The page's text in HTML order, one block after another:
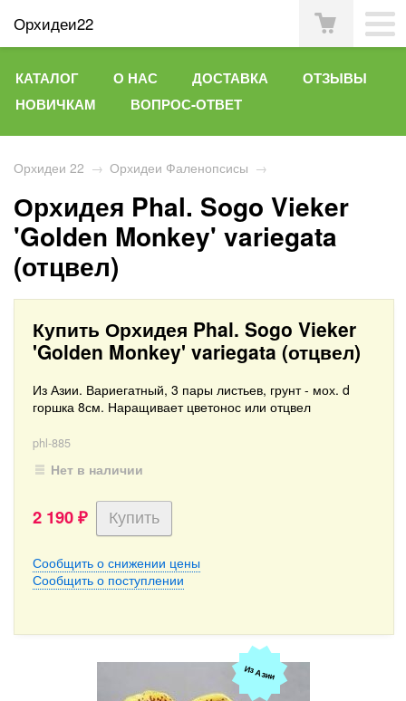
Орхидеи22
КАТАЛОГ О НАС ДОСТАВКА
ОТЗЫВЫ
НОВИЧКАМ
ВОПРОС-ОТВЕТ
Орхидеи 22 → Орхидеи Фаленопсисы →
Орхидея Phal. Sogo Vieker
'Golden Monkey' variegata
(отцвел)
Купить Орхидея Phal. Sogo Vieker
'Golden Monkey' variegata (отцвел)
Из Азии. Вариегатный, 3 пары листьев, грунт - мох. d
горшка 8см. Наращивает цветонос или отцвел
phl-885
Нет в наличии
2 190 ₽
Сообщить о снижении цены
Сообщить о поступлении
Из Азии